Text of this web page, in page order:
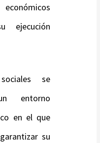
ejecución
se
entorno
en el que
su